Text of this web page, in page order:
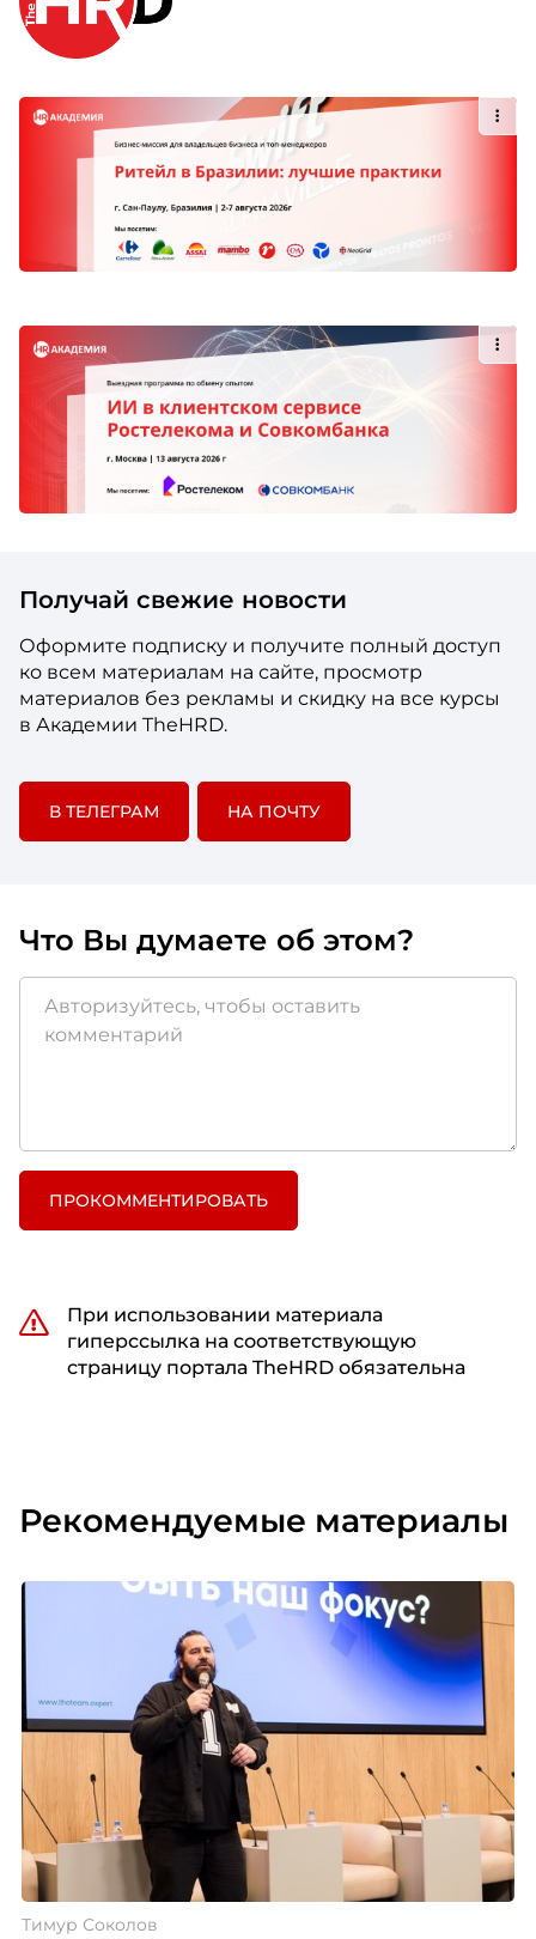
Получай свежие новости
Оформите подписку и получите полный доступ
ко всем материалам на сайте, просмотр
материалов без рекламы и скидку на все курсы
в Академии TheHRD.
В ТЕЛЕГРАМ НА ПОЧТУ
Что Вы думаете об этом?
ПРОКОММЕНТИРОВАТЬ
При использовании материала
гиперссылка на соответствующую
страницу портала TheHRD обязательна
Рекомендуемые материалы
Тимур Соколов